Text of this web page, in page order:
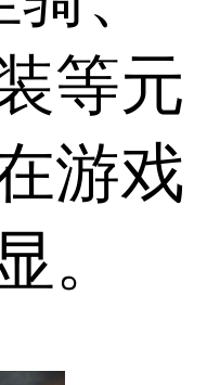
等元
游戏
。